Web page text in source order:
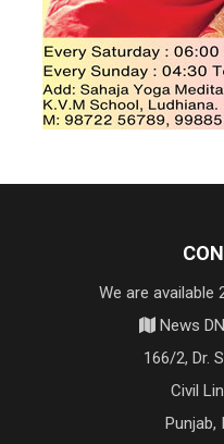
We are available
News
166/2, Dr.
Civil
Punjab,